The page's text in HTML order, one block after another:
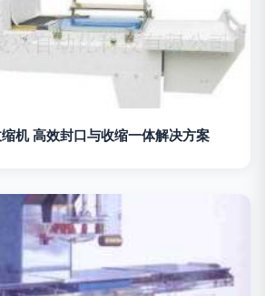
机 高效封口与收缩一体解决方案